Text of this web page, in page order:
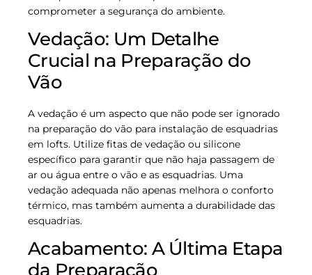
comprometer a segurança do ambiente.
Vedação: Um Detalhe
Crucial na Preparação do
Vão
A vedação é um aspecto que não pode ser ignorado
na preparação do vão para instalação de esquadrias
em lofts. Utilize fitas de vedação ou silicone
específico para garantir que não haja passagem de
ar ou água entre o vão e as esquadrias. Uma
vedação adequada não apenas melhora o conforto
térmico, mas também aumenta a durabilidade das
esquadrias.
Acabamento: A Última Etapa
da Preparação